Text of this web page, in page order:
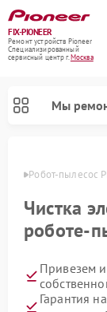
FIX-PIONEER
Ремонт устройств Pioneer
Специализированный
cервисный центр г.Москва
Мы
Робот-пылесос
Чистка
роботе-
Привезем
Гарантия